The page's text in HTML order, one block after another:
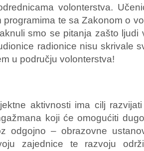
volonterstva.
te sa Zakonom o
smo se pitanja zašto ljudi
radionice nisu skrivale
u području volonterstva!
aktivnosti ima cilj
koji će omogućiti
odgojno – obrazovne
zajednice te razvoju